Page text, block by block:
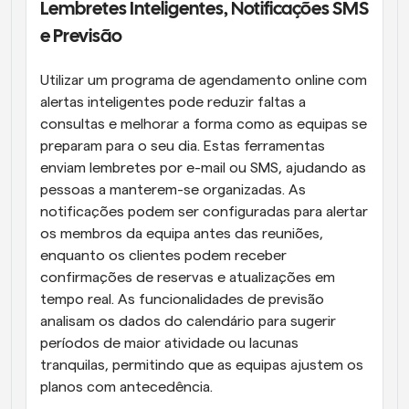
Lembretes Inteligentes, Notificações SMS
e Previsão
Utilizar um programa de agendamento online com
alertas inteligentes pode reduzir faltas a
consultas e melhorar a forma como as equipas se
preparam para o seu dia. Estas ferramentas
enviam lembretes por e-mail ou SMS, ajudando as
pessoas a manterem-se organizadas. As
notificações podem ser configuradas para alertar
os membros da equipa antes das reuniões,
enquanto os clientes podem receber
confirmações de reservas e atualizações em
tempo real. As funcionalidades de previsão
analisam os dados do calendário para sugerir
períodos de maior atividade ou lacunas
tranquilas, permitindo que as equipas ajustem os
planos com antecedência.